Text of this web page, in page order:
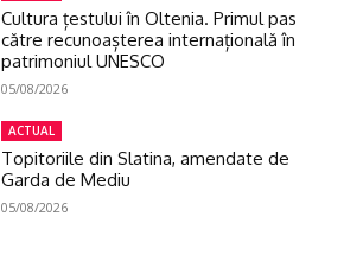
Cultura țestului în Oltenia. Primul pas
către recunoașterea internațională în
patrimoniul UNESCO
05/08/2026
ACTUAL
Topitoriile din Slatina, amendate de
Garda de Mediu
05/08/2026